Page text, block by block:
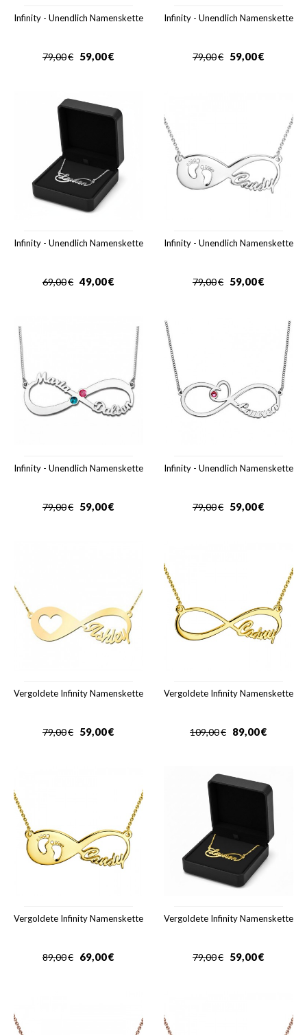
Infinity - Unendlich Namenskette
€
79,00 €
59,00
Infinity - Unendlich Namenskette
€
79,00 €
59,00
Infinity - Unendlich Namenskette
€
69,00 €
49,00
Infinity - Unendlich Namenskette
€
79,00 €
59,00
Infinity - Unendlich Namenskette
€
79,00 €
59,00
Infinity - Unendlich Namenskette
€
79,00 €
59,00
Vergoldete Infinity Namenskette
€
79,00 €
59,00
Vergoldete Infinity Namenskette
€
109,00 €
89,00
Vergoldete Infinity Namenskette
€
89,00 €
69,00
Vergoldete Infinity Namenskette
€
79,00 €
59,00